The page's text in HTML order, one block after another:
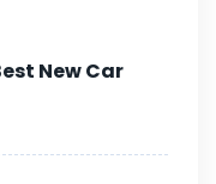
New Car